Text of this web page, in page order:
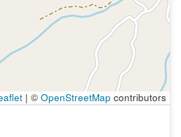
| © OpenStreetMap contributors